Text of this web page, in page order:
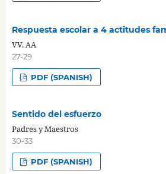
Respuesta escolar a 4 actitudes
VV. AA
27-29
PDF (SPANISH)
Sentido del esfuerzo
Padres y Maestros
30-33
PDF (SPANISH)